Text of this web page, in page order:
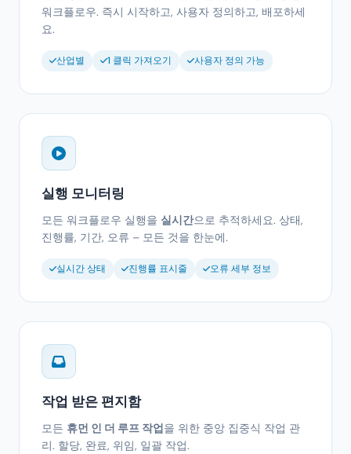
워크플로우. 즉시 시작하고, 사용자 정의하고, 배포하세
요.
산업별 1 클릭 가져오기 사용자 정의 가능
실행 모니터링
모든 워크플로우 실행을 실시간으로 추적하세요. 상태,
진행률, 기간, 오류 – 모든 것을 한눈에.
실시간 상태 진행률 표시줄 오류 세부 정보
작업 받은 편지함
모든 휴먼 인 더 루프 작업 을 위한 중앙 집중식 작업 관
리. 할당, 완료, 위임, 일괄 작업.